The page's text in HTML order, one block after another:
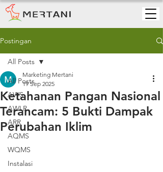
Postingan
All Posts
AWS
AWLR
ARR
AQMS
WQMS
Instalasi
All Posts
Ketahanan Pangan Nasional
Terancam: 5 Bukti Dampak
Perubahan Iklim
Marketing Mertani
19 Sep 2025